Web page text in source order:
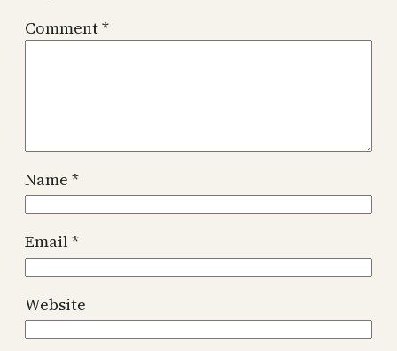
Comment*
Name *
Email*
Website